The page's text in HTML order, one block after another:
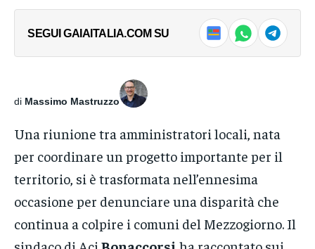
SEGUI GAIAITALIA.COM SU
di Massimo Mastruzzo
Una riunione tra amministratori locali, nata
per coordinare un progetto importante per il
territorio, si è trasformata nell’ennesima
occasione per denunciare una disparità che
continua a colpire i comuni del Mezzogiorno. Il